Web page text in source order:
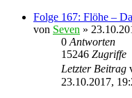
Folge 167: Flöhe –
von Seven »
0 Antworten
15246 Zugriffe
Letzter Beitrag
23.10.2017,